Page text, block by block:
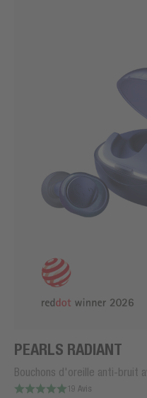
PEARLS RADIANT
Bouchons d'oreille anti-bruit
19 Avis